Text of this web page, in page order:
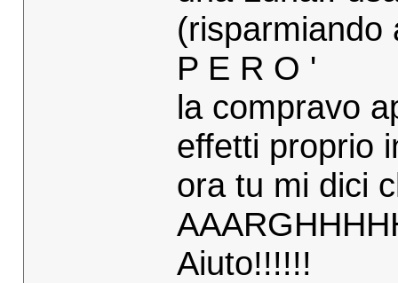
(risparmiando
P E R O '
la compravo
effetti proprio
ora tu mi dici
Aiuto!!!!!!